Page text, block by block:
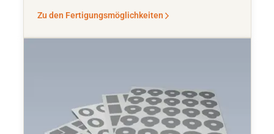
Zu den Fertigungsmöglichkeiten